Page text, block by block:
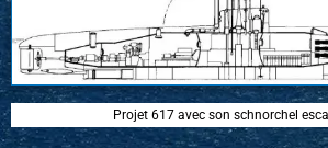
Projet 617 avec son schnorchel